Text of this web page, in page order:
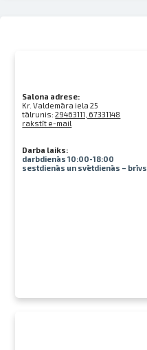
Salona adrese:
Kr. Valdemāra iela 25
tālrunis:29463111, 67331148
rakstīt e-mail
Darba laiks:
darbdienās 10:00-18:00
sestdienās un svētdienās – brīvs